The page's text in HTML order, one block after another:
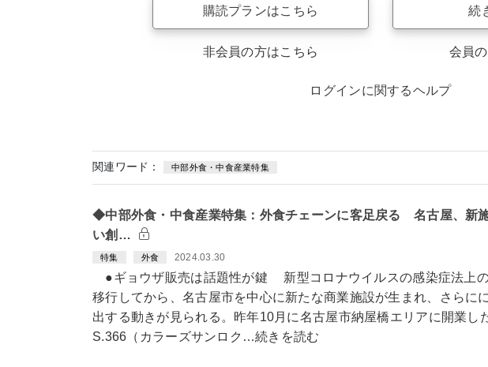
購読プランはこちら
非会員の方はこちら
続
会員
ログインに関するヘルプ
関連ワード： 中部外食・中食産業特集
◆中部外食・中食産業特集：外食チェーンに客足戻る 名古屋、新
い創…
特集 外食 2024.03.30
●ギョウザ販売は話題性が鍵 新型コロナウイルスの感染症法上
移行してから、名古屋市を中心に新たな商業施設が生まれ、さらに
出する動きが見られる。昨年10月に名古屋市納屋橋エリアに開業し
S.366（カラーズサンロク…続きを読む